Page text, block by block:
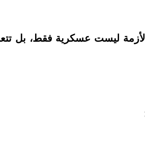
ليست عسكرية فقط، بل